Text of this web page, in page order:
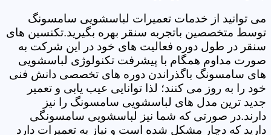
می توانید از خدمات تعمیرات لباسشویی سامسونگ
توسط متخصصین باتجربه سنقر بهره بگیرید.تکنسین های
سنقر در طول دوره فعالیت های خود در این شرکت به
صورت مداوم همگام با پیشرفت تکنولوژی لباسشویی
های سامسونگ باگذراندن دوره های تخصصی دانش فنی
خود را به روز می کنند؛ لذا توانایی عیب یابی و تعمیر
جدید ترین مدل های لباسشویی سامسونگ را نیز
دارند.در صورتی که شما نیز لباسشویی سامسونگی
دارید که دچار مشکل شده است و نیاز به تعمیرات دارد